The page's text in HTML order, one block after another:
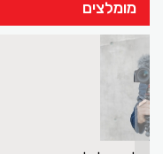
מומלצים
<